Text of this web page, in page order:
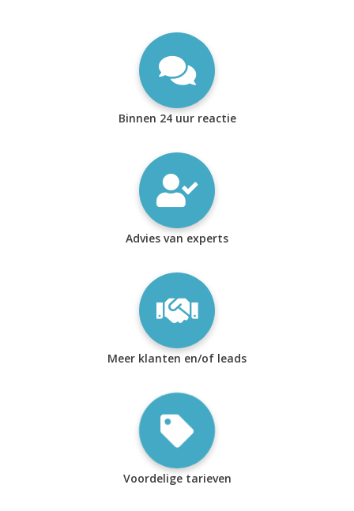
Binnen 24 uur reactie
Advies van experts
Meer klanten en/of leads
Voordelige tarieven